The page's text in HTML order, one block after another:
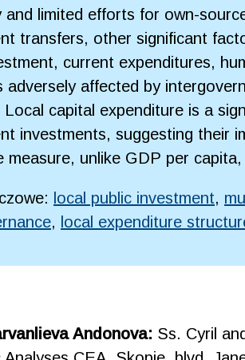
and limited efforts for own-
transfers, other significant
current expenditures,
adversely affected by
Local capital expenditure is a
investments, suggesting their
measure, unlike GDP per
local public investment,
, local expenditure
Andonova: Ss. Cyril